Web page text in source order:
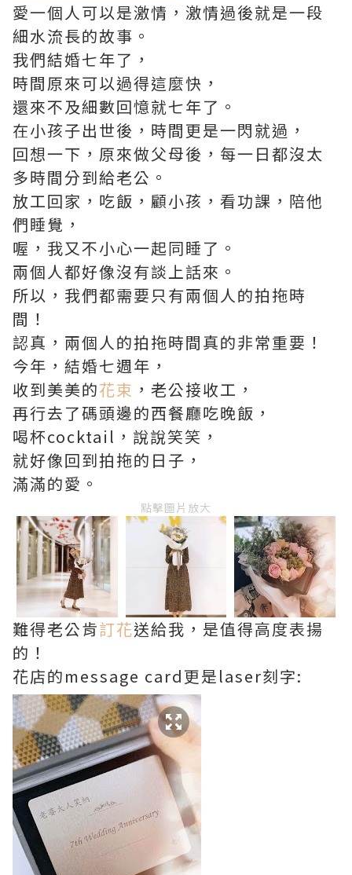
愛一個人可以是激情，激情過後就是一段
細水流長的故事。
我們結婚七年了，
時間原來可以過得這麼快，
還來不及細數回憶就七年了。
在小孩子出世後，時間更是一閃就過，
回想一下，原來做父母後，每一日都沒太
多時間分到給老公。
放工回家，吃飯，顧小孩，看功課，陪他
們睡覺，
喔，我又不小心一起同睡了。
兩個人都好像沒有談上話來。
所以，我們都需要只有兩個人的拍拖時
間！
認真，兩個人的拍拖時間真的非常重要！
今年，結婚七週年，
收到美美的花束 ，老公接收工，
再行去了碼頭邊的西餐廳吃晚飯，
喝杯cocktail，說說笑笑，
就好像回到拍拖的日子，
滿滿的愛。
點擊圖片放大
難得老公肯訂花送給我，是值得高度表揚
的！
花店的message card更是laser刻字: